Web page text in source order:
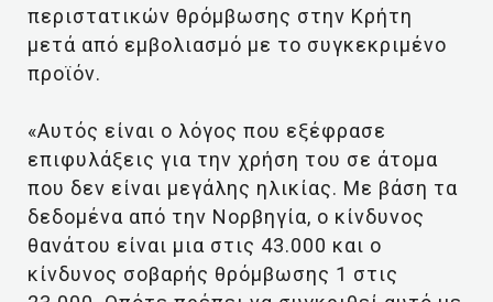
περιστατικών θρόμβωσης στην Κρήτη
μετά από εμβολιασμό με το συγκεκριμένο
προϊόν.
«Αυτός είναι ο λόγος που εξέφρασε
επιφυλάξεις για την χρήση του σε άτομα
που δεν είναι μεγάλης ηλικίας. Με βάση τα
δεδομένα από την Νορβηγία, ο κίνδυνος
θανάτου είναι μια στις 43.000 και ο
κίνδυνος σοβαρής θρόμβωσης 1 στις